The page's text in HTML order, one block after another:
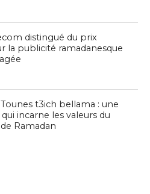
distingué du prix
la publicité ramadanesque
t3ich bellama : une
incarne les valeurs du
Ramadan